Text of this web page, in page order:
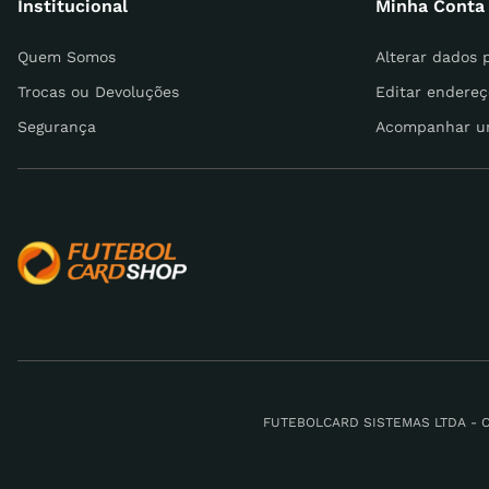
Escreva uma avaliação
Institucional
Quem Somos
Trocas ou Devoluções
Segurança
Minha Conta
Alterar dados
Editar
Acompanhar
FUTEBOLCARD SISTEMAS LTDA